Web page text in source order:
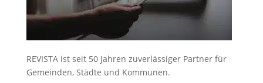
REVISTA ist seit 50 Jahren zuverlässiger Partner für
Gemeinden, Städte und Kommunen.